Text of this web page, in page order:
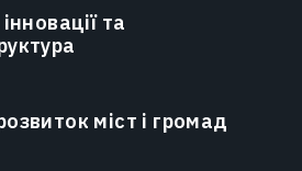
та
міст і громад